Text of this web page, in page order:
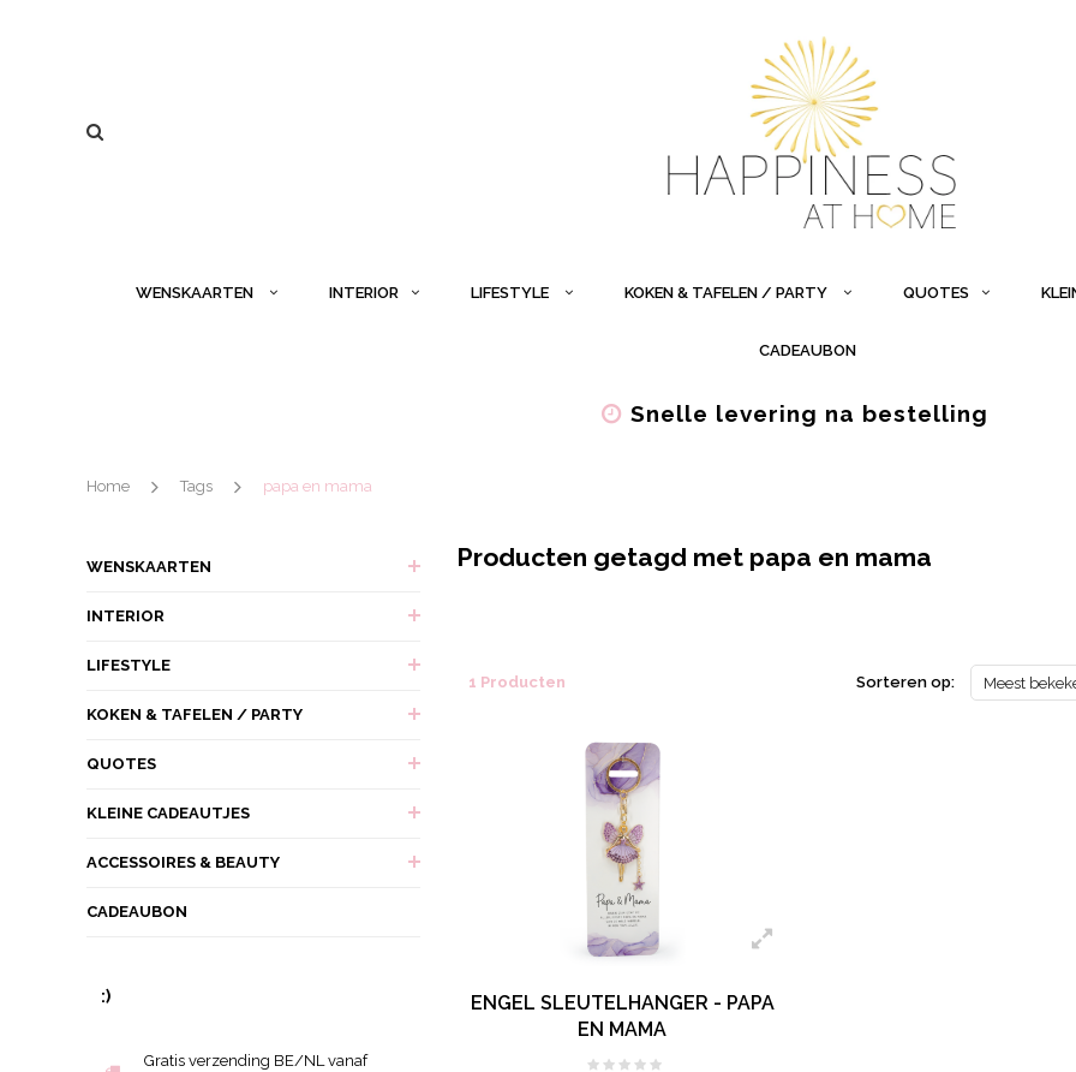
WENSKAARTEN INTERIOR LIFESTYLE KOKEN & TAFELEN / PARTY QUOTES
CADEAUBON
Snelle levering na bestelling
Home Tags papa en mama
WENSKAARTEN
INTERIOR
LIFESTYLE
KOKEN & TAFELEN / PARTY
QUOTES
KLEINE CADEAUTJES
ACCESSOIRES & BEAUTY
CADEAUBON
:)
Gratis verzending BE/NL vanaf
Producten getagd met papa en mama
1 Producten Sorteren op: Meest
ENGEL SLEUTELHANGER - PAPA
EN MAMA